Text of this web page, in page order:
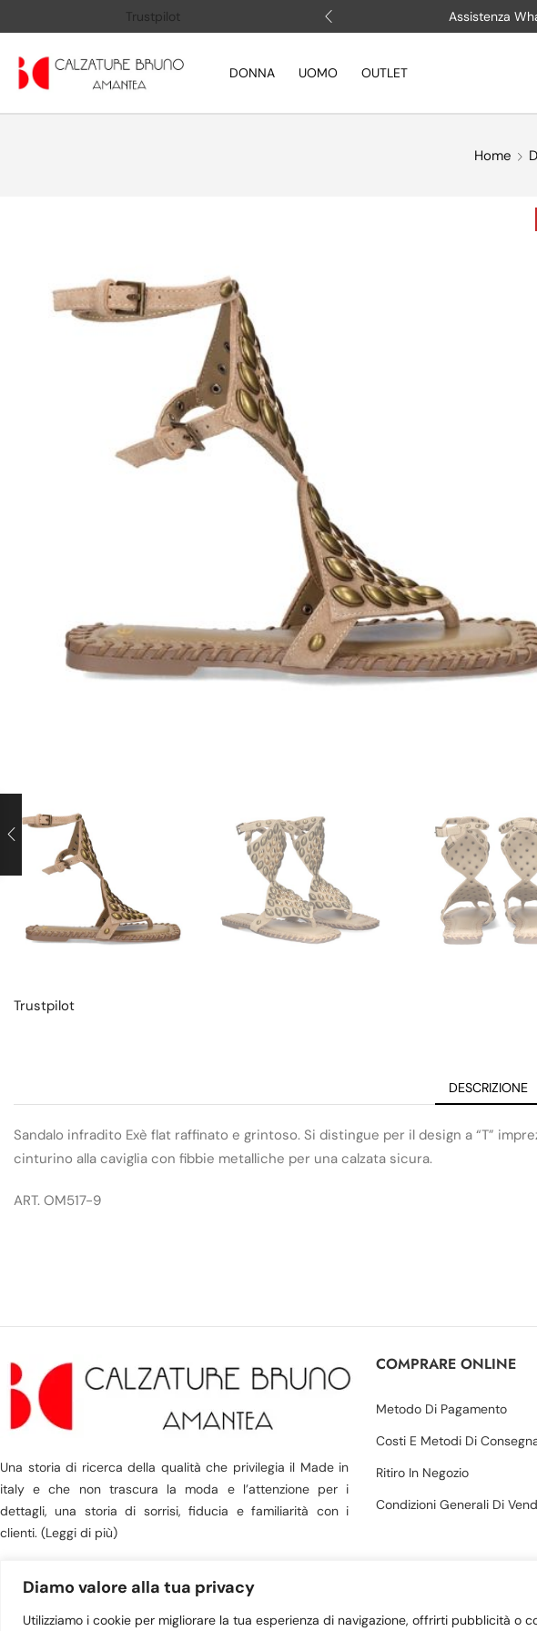
Diamo valore alla tua privacy
Utilizziamo i cookie per migliorare la tua esperienza di navigazione, offrirti pubblicità o
Trustpilot
Apri la chat Assistenza
DONNA UOMO OUTLET
Home
Trustpilot
DESCRIZIONE
Sandalo infradito Exè flat raffinato e grintoso. Si distingue per il design a “T”
cinturino alla caviglia con fibbie metalliche per una calzata sicura.
ART. OM517-9
Una storia di ricerca della qualità che privilegia il Made in
italy e che non trascura la moda e l’attenzione per i
dettagli, una storia di sorrisi, fiducia e familiarità con i
clienti. (Leggi di più)
COMPRARE ONLINE
Metodo Di Pagamento
Costi E Metodi Di
Ritiro In Negozio
Condizioni Generali Di